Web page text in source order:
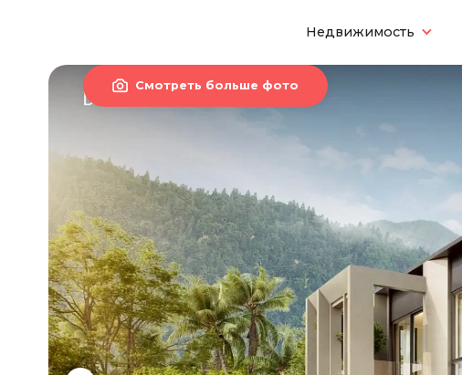
Недвижимость
 Смотреть больше фото